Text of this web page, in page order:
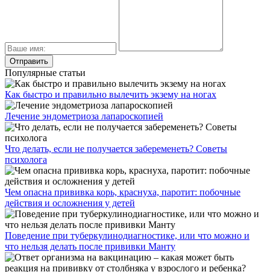
Популярные статьи
Как быстро и правильно вылечить экзему на ногах
Лечение эндометриоза лапароскопией
Что делать, если не получается забеременеть? Советы
психолога
Чем опасна прививка корь, краснуха, паротит: побочные
действия и осложнения у детей
Поведение при туберкулинодиагностике, или что можно и
что нельзя делать после прививки Манту